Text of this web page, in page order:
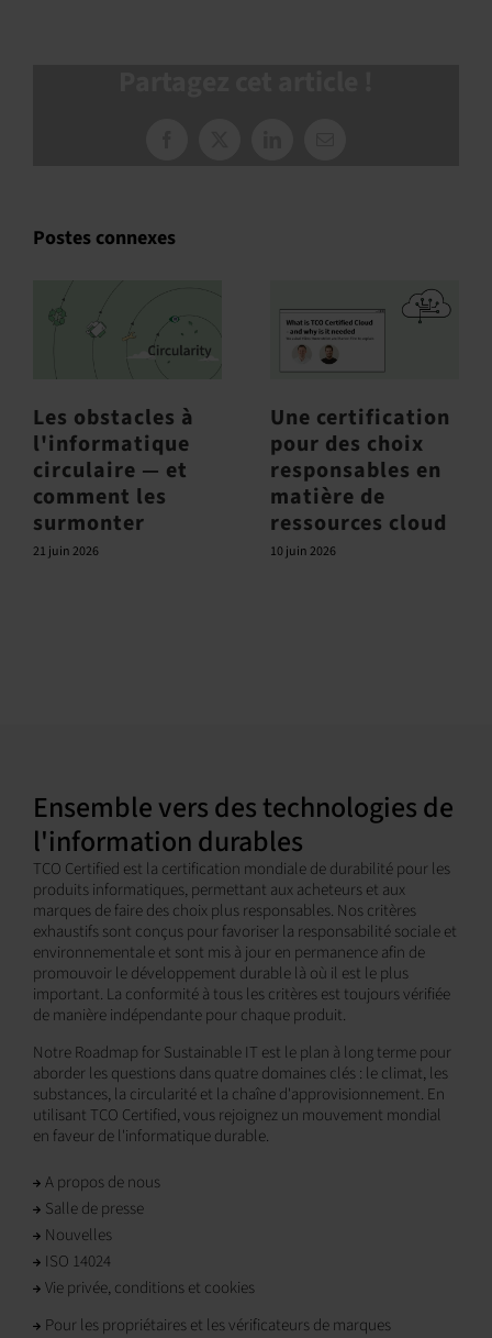
Postes connexes
Les obstacles à
l'informatique
circulaire — et
comment les
surmonter
21 juin 2026
Une certification
pour des choix
responsables en
matière de
ressources cloud
10 juin 2026
Ensemble vers des technologies de
l'information durables
TCO Certified est la certification mondiale de durabilité pour les
produits informatiques, permettant aux acheteurs et aux
marques de faire des choix plus responsables. Nos critères
exhaustifs sont conçus pour favoriser la responsabilité sociale et
environnementale et sont mis à jour en permanence afin de
promouvoir le développement durable là où il est le plus
important. La conformité à tous les critères est toujours vérifiée
de manière indépendante pour chaque produit.
Notre Roadmap for Sustainable IT est le plan à long terme pour
aborder les questions dans quatre domaines clés : le climat, les
substances, la circularité et la chaîne d'approvisionnement. En
utilisant TCO Certified, vous rejoignez un mouvement mondial
en faveur de l'informatique durable.
A propos de nous
Salle de presse
Nouvelles
ISO 14024
Vie privée, conditions et cookies
Pour les propriétaires et les vérificateurs de marques